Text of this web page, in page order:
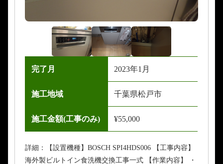
完了月 2023年1月
施工地域 千葉県松戸市
施工金額(工事のみ) ¥55,000
詳細：【設置機種】BOSCH SPI4HDS006 【工事内容】
海外製ビルトイン食洗機交換工事一式 【作業内容】 ・